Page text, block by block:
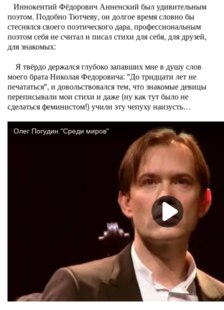
Иннокентий Фёдорович Анненский был удивительным
поэтом. Подобно Тютчеву, он долгое время словно бы
стеснялся своего поэтического дара, профессиональным
поэтом себя не считал и писал стихи для себя, для друзей,
для знакомых:
Я твёрдо держался глубоко запавших мне в душу слов
моего брата Николая Федоровича: "До тридцати лет не
печататься", и довольствовался тем, что знакомые девицы
переписывали мои стихи и даже (ну как тут было не
сделаться феминистом!) учили эту чепуху наизусть…